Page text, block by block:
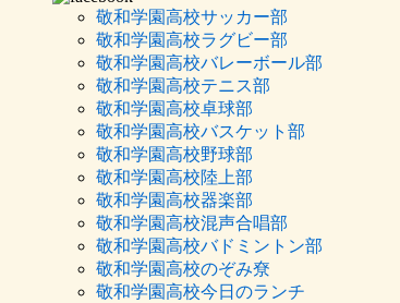
敬和学園高校サッカー部
敬和学園高校ラグビー部
敬和学園高校バレーボール部
敬和学園高校テニス部
敬和学園高校卓球部
敬和学園高校バスケット部
敬和学園高校野球部
敬和学園高校陸上部
敬和学園高校器楽部
敬和学園高校混声合唱部
敬和学園高校バドミントン部
敬和学園高校のぞみ尞
敬和学園高校今日のランチ